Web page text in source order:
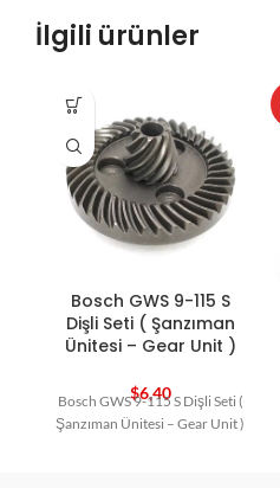
İlgili ürünler
Bosch GWS 9-115 S
Dişli Seti ( Şanzıman
Ünitesi – Gear Unit )
$6,40
Bosch GWS 9-115 S Dişli Seti (
Şanzıman Ünitesi – Gear Unit )